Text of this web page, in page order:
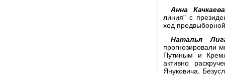
Анна
линия" с
ход
Наталья
прогнозировали
Путиным и
активно
Януковича.